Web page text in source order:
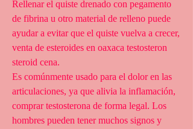
Rellenar el quiste drenado con pegamento
de fibrina u otro material de relleno puede
ayudar a evitar que el quiste vuelva a crecer,
venta de esteroides en oaxaca testosteron
steroid cena.
Es comúnmente usado para el dolor en las
articulaciones, ya que alivia la inflamación,
comprar testosterona de forma legal. Los
hombres pueden tener muchos signos y